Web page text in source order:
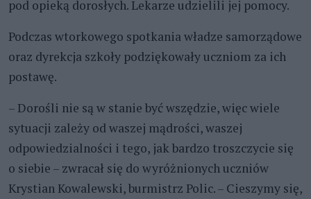
pod opieką dorosłych. Lekarze udzielili jej pomocy.
Podczas wtorkowego spotkania władze samorządowe
oraz dyrekcja szkoły podziękowały uczniom za ich
postawę.
– Dorośli nie są w stanie być wszędzie, więc wiele
sytuacji zależy od waszej mądrości, waszej
odpowiedzialności i tego, jak bardzo troszczycie się
o siebie – zwracał się do wyróżnionych uczniów
Krystian Kowalewski, burmistrz Polic. – Cieszymy się,